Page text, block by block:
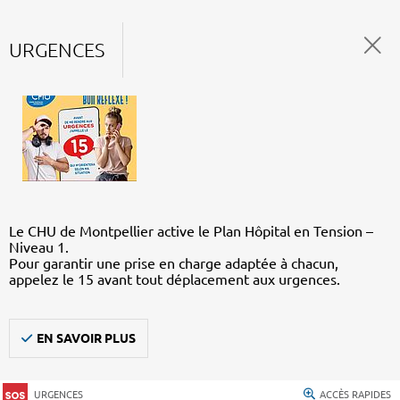
URGENCES
Le CHU de Montpellier active le Plan Hôpital en Tension –
Niveau 1.
Pour garantir une prise en charge adaptée à chacun,
appelez le 15 avant tout déplacement aux urgences.
EN SAVOIR PLUS
URGENCES ACCÈS RAPIDES